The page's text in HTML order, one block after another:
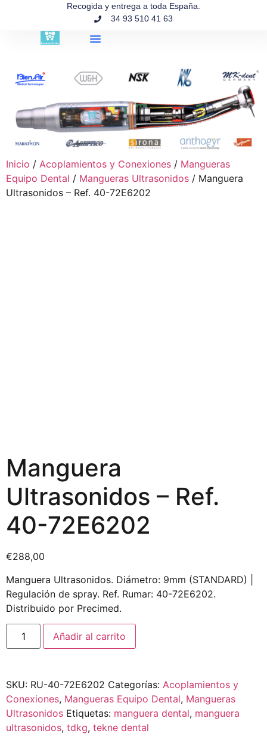
Recogida y entrega a toda España.
34 93 510 41 63
Inicio / Acoplamientos y Conexiones / Mangueras
Equipo Dental / Mangueras Ultrasonidos / Manguera
Ultrasonidos – Ref. 40-72E6202
Manguera
Ultrasonidos – Ref.
40-72E6202
€288,00
Manguera Ultrasonidos. Diámetro: 9mm (STANDARD) |
Regulación de spray. Ref. Rumar: 40-72E6202.
Distribuido por Precimed.
Añadir al carrito
SKU: RU-40-72E6202 Categorías: Acoplamientos y
Conexiones, Mangueras Equipo Dental, Mangueras
Ultrasonidos Etiquetas: manguera dental, manguera
ultrasonidos, tdkg, tekne dental